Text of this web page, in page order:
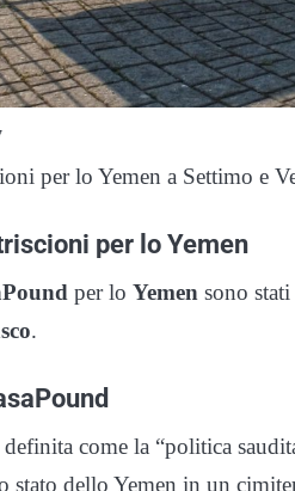
per lo Yemen a Settimo e
per lo Yemen
per lo Yemen sono
.
come la “politica
stato dello Yemen in un